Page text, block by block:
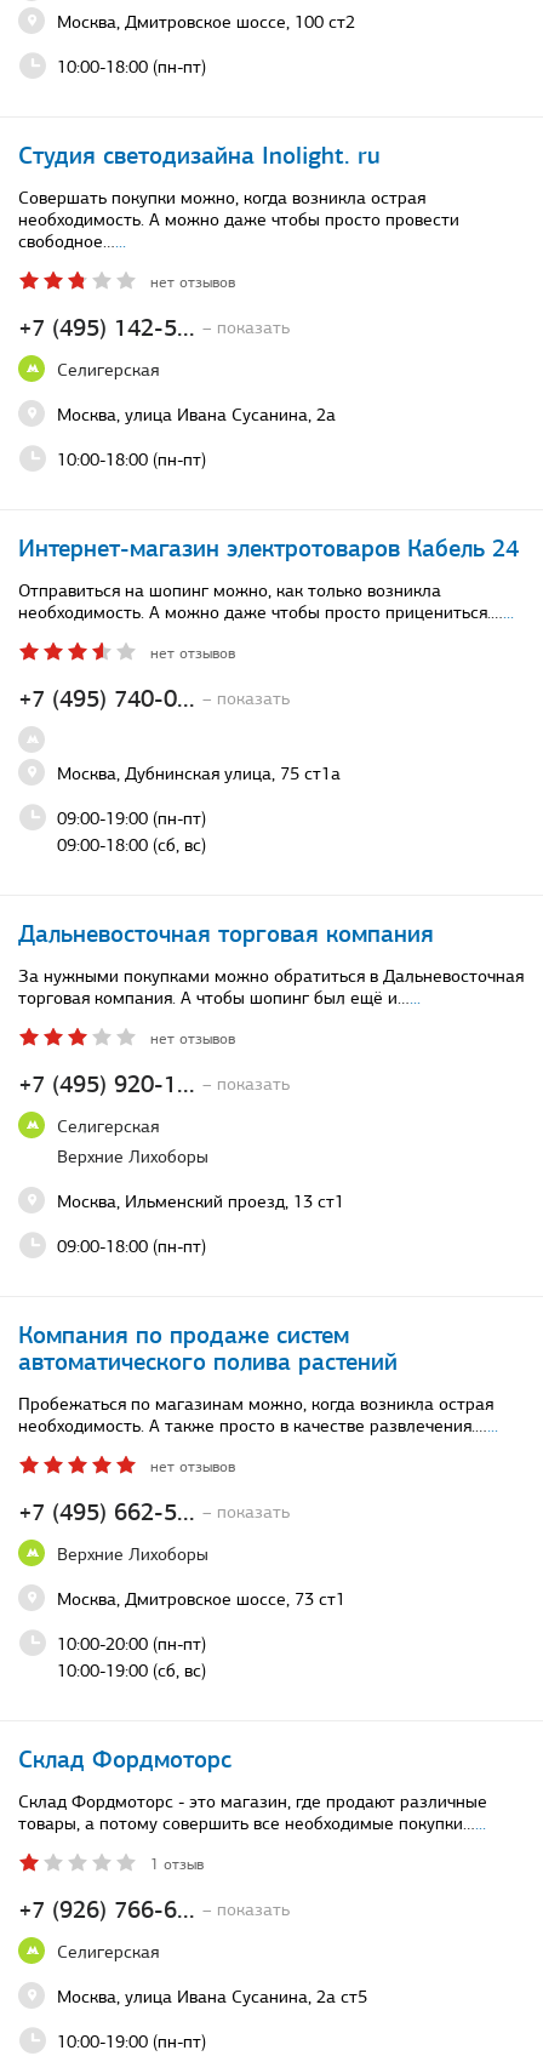
Москва, Дмитровское шоссе, 100 ст2
10:00-18:00 (пн-пт)
Студия светодизайна Inolight. ru
+7 (495) 142-5... – показать
Селигерская
Москва, улица Ивана Сусанина, 2а
10:00-18:00 (пн-пт)
Совершать покупки можно, когда возникла острая
необходимость. А можно даже чтобы просто провести
свободное…...
нет отзывов
Интернет-магазин электротоваров Кабель 24
+7 (495) 740-0... – показать
Москва, Дубнинская улица, 75 ст1а
09:00-19:00 (пн-пт)
09:00-18:00 (сб, вс)
Отправиться на шопинг можно, как только возникла
необходимость. А можно даже чтобы просто прицениться.…...
нет отзывов
Дальневосточная торговая компания
+7 (495) 920-1... – показать
Селигерская
Верхние Лихоборы
Москва, Ильменский проезд, 13 ст1
09:00-18:00 (пн-пт)
За нужными покупками можно обратиться в Дальневосточная
торговая компания. А чтобы шопинг был ещё и…...
нет отзывов
Компания по продаже систем
автоматического полива растений
+7 (495) 662-5... – показать
Верхние Лихоборы
Москва, Дмитровское шоссе, 73 ст1
10:00-20:00 (пн-пт)
10:00-19:00 (сб, вс)
Пробежаться по магазинам можно, когда возникла острая
необходимость. А также просто в качестве развлечения.…...
нет отзывов
Склад Фордмоторс
+7 (926) 766-6... – показать
Селигерская
Москва, улица Ивана Сусанина, 2а ст5
10:00-19:00 (пн-пт)
Склад Фордмоторс - это магазин, где продают различные
товары, а потому совершить все необходимые покупки…...
1 отзыв